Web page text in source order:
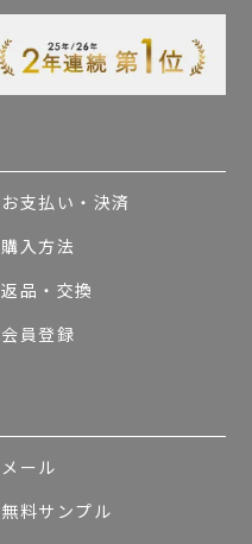
お支払い・決済
購入方法
返品・交換
会員登録
メール
無料サンプル